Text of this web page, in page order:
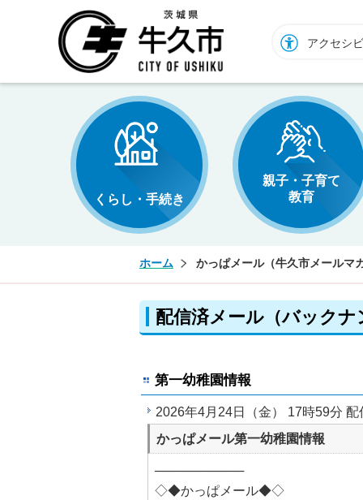
アクセシ
くらし・手続き
親子・子育て
教育
ホーム かっぱメール（牛久市メールマ
配信済メール（バックナ
第一幼稚園情報
2026年4月24日（金） 17時59分 配
かっぱメール第一幼稚園情報
──────────
◇◆かっぱメール◆◇